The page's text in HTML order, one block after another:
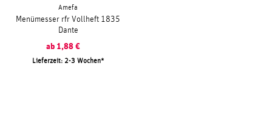
Amefa
Menümesser rfr Vollheft 1835
Dante
ab 1,88 €
Lieferzeit: 2-3 Wochen